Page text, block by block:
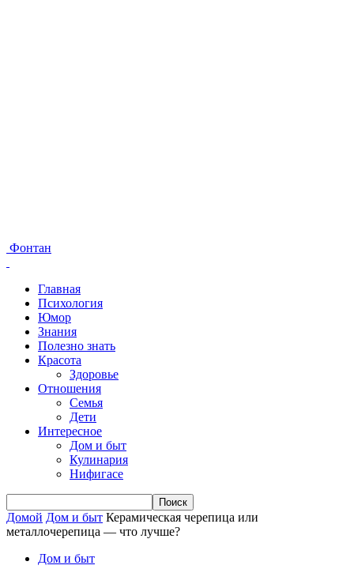
Фонтан
Главная
Психология
Юмор
Знания
Полезно знать
Красота
Здоровье
Отношения
Семья
Дети
Интересное
Дом и быт
Кулинария
Нифигасе
Домой Дом и быт Керамическая черепица или
металлочерепица — что лучше?
Дом и быт